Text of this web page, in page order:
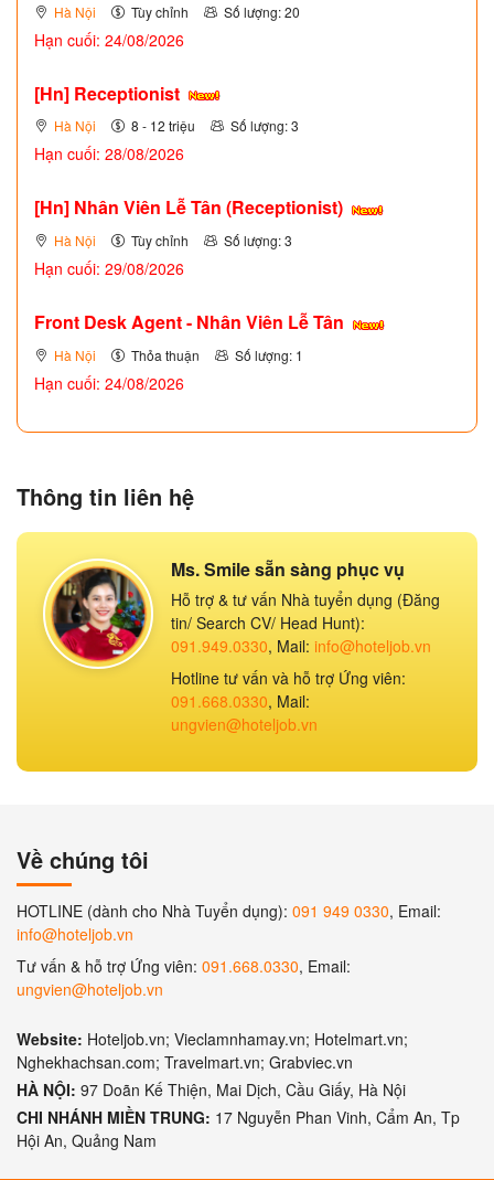
Hà Nội Tùy chỉnh Số lượng: 20
Hạn cuối: 24/08/2026
[Hn] Receptionist
Hà Nội 8 - 12 triệu Số lượng: 3
Hạn cuối: 28/08/2026
[Hn] Nhân Viên Lễ Tân (Receptionist)
Hà Nội Tùy chỉnh Số lượng: 3
Hạn cuối: 29/08/2026
Front Desk Agent - Nhân Viên Lễ Tân
Hà Nội Thỏa thuận Số lượng: 1
Hạn cuối: 24/08/2026
Thông tin liên hệ
Ms. Smile sẵn sàng phục vụ
Hỗ trợ & tư vấn Nhà tuyển dụng (Đăng
tin/ Search CV/ Head Hunt):
091.949.0330, Mail: info@hoteljob.vn
Hotline tư vấn và hỗ trợ Ứng viên:
091.668.0330, Mail:
ungvien@hoteljob.vn
Về chúng tôi
HOTLINE (dành cho Nhà Tuyển dụng): 091 949 0330, Email:
info@hoteljob.vn
Tư vấn & hỗ trợ Ứng viên: 091.668.0330, Email:
ungvien@hoteljob.vn
Website: Hoteljob.vn; Vieclamnhamay.vn; Hotelmart.vn;
Nghekhachsan.com; Travelmart.vn; Grabviec.vn
HÀ NỘI: 97 Doãn Kế Thiện, Mai Dịch, Cầu Giấy, Hà Nội
CHI NHÁNH MIỀN TRUNG: 17 Nguyễn Phan Vinh, Cẩm An, Tp
Hội An, Quảng Nam